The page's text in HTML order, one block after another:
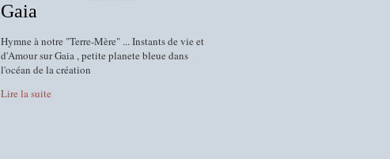
Gaia
Hymne à notre "Terre-Mère" ... Instants de vie et
d'Amour sur Gaia , petite planete bleue dans
l'océan de la création
Lire la suite